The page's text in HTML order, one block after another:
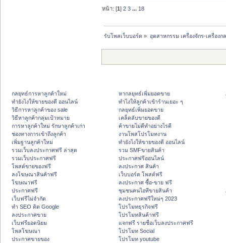
หน้า: [1]2 3 ... 18
รับโพสเว็บบอร์ด » อุตสาหกรรม เครื่องจักร-เครื่อง
กลยุทธ์การหาลูกค้าใหม่
ทํายังไงให้ขายของดี ออนไลน์
วิธีการหาลูกค้าของ sale
วิธีหาลูกค้ากลุ่มเป้าหมาย
การหาลูกค้าใหม่ รักษาลูกค้าเก่า
ช่องทางการเข้าถึงลูกค้า
เพิ่มฐานลูกค้าใหม่
รวมเว็บลงประกาศฟรี ล่าสุด
รวมเว็บประกาศฟรี
โพสต์ขายของฟรี
ลงโฆษณาสินค้าฟรี
โฆษณาฟรี
ประกาศฟรี
เว็บฟรีไม่จำกัด
ทำ SEO ติด Google
ลงประกาศขาย
เว็บฟรียอดนิยม
โพสโฆษณา
ประกาศขายของ
หากลยุทธ์เพิ่มยอดขาย
ทําไงให้ลูกค้าเข้าร้านเยอะ ๆ
กลยุทธ์เพิ่มยอดขาย
เคล็ดลับขายของดี
ค้าขายไม่ดีทำอย่างไรดี
งานโพสโปรโมทงาน
ทํายังไงให้ขายของดี ออนไลน์
รวม SMFขายสินค้า
ประกาศฟรีออนไลน์
ลงประกาศ สินค้า
เว็บบอร์ด โพสต์ฟรี
ลงประกาศ ซื้อ-ขาย ฟรี
ชุมชนคนไอทีขายสินค้า
ลงประกาศฟรีใหม่ๆ 2023
โปรโมทธุรกิจฟรี
โปรโมทสินค้าฟรี
แจกฟรี รายชื่อเว็บลงประกาศฟรี
โปรโมท Social
โปรโมท youtube